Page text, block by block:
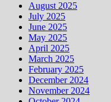
August 2025
July 2025
June 2025
May 2025
April 2025
March 2025
February 2025
December 2024
November 2024